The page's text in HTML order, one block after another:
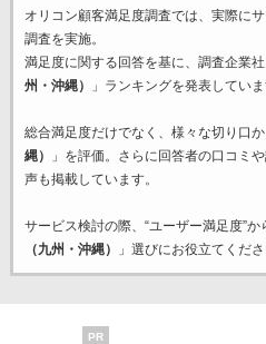
オリコン顧客満足度調査では、実際に
調査を実施。
満足度に関する回答を基に、調査企業
州・沖縄）
」ランキングを発表していま
総合満足度だけでなく、様々な切り口か
縄）
」を評価。さらに回答者の口コミ
声も掲載しています。
サービス検討の際、“ユーザー満足度”か
（九州・沖縄）
」選びにお役立てくださ
PR